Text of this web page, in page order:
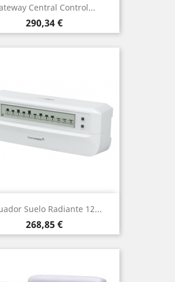
Central Control...
Precio
290,34 €
Suelo Radiante 12...
Precio
268,85 €